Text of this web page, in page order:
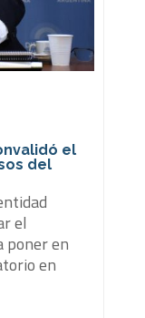
el
del
el
poner en
en